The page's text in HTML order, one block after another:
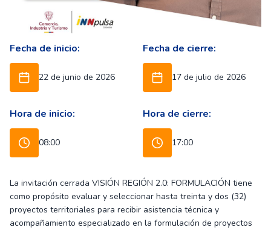
Fecha de inicio:
22 de junio de 2026
Fecha de cierre:
17 de julio de 2026
Hora de inicio:
08:00
Hora de cierre:
17:00
La invitación cerrada VISIÓN REGIÓN 2.0: FORMULACIÓN tiene
como propósito evaluar y seleccionar hasta treinta y dos (32)
proyectos territoriales para recibir asistencia técnica y
acompañamiento especializado en la formulación de proyectos